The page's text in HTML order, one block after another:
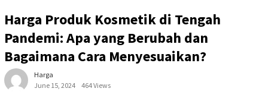
Harga Produk Kosmetik di Tengah
Pandemi: Apa yang Berubah dan
Bagaimana Cara Menyesuaikan?
Harga
June 15, 2024
464 Views